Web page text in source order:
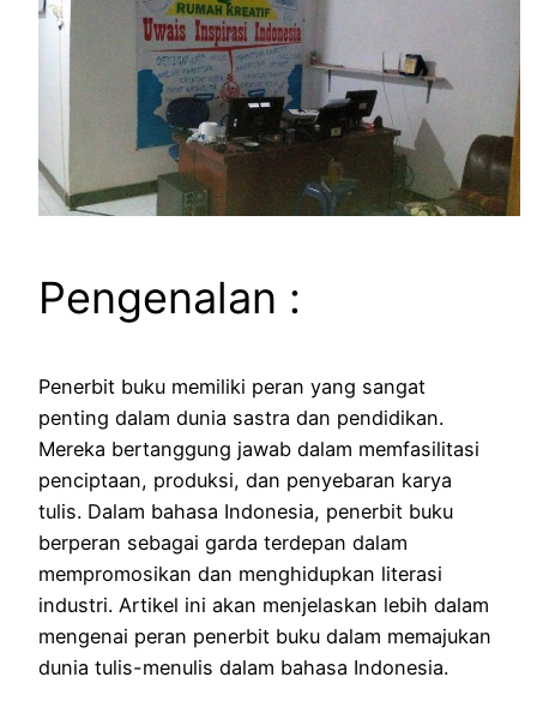
Pengenalan :
Penerbit buku memiliki peran yang sangat
penting dalam dunia sastra dan pendidikan.
Mereka bertanggung jawab dalam memfasilitasi
penciptaan, produksi, dan penyebaran karya
tulis. Dalam bahasa Indonesia, penerbit buku
berperan sebagai garda terdepan dalam
mempromosikan dan menghidupkan literasi
industri. Artikel ini akan menjelaskan lebih dalam
mengenai peran penerbit buku dalam memajukan
dunia tulis-menulis dalam bahasa Indonesia.